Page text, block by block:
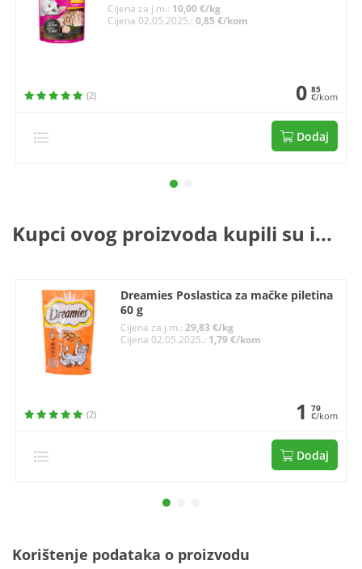
Cijena za j.m.: 10,00 €/kg
Cijena 02.05.2025.:0,85 €/kom
(2) 0 85
€/kom
Dodaj
Kupci ovog proizvoda kupili su i...
Dreamies Poslastica za mačke piletina
60 g
Cijena za j.m.:29,83 €/kg
Cijena 02.05.2025.: 1,79 €/kom
(2) 1 79
€/kom
Dodaj
Korištenje podataka o proizvodu